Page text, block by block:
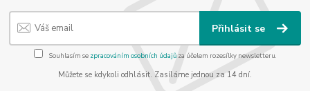
Přihlásit se
Souhlasím se zpracováním osobních údajůza účelem rozesílky newsletteru.
Můžete se kdykoli odhlásit. Zasíláme jednou za 14 dní.